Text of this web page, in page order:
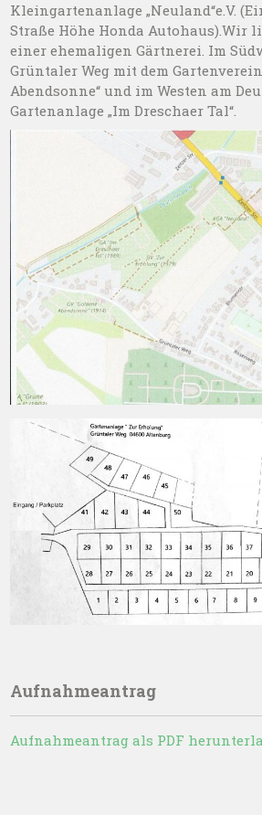
Kleingartenanlage „Neuland“e.V.
Straße Höhe Honda Autohaus).Wir
einer ehemaligen Gärtnerei. Im
Grüntaler Weg mit dem Gartenverein
Abendsonne“ und im Westen am
Gartenanlage „Im Dreschaer Tal“.
Aufnahmeantrag
Aufnahmeantrag als PDF